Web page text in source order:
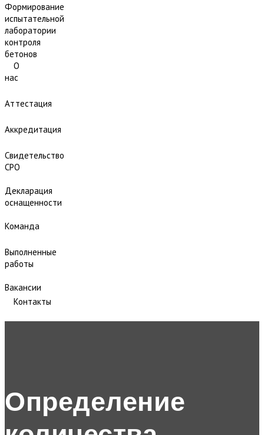
Формирование
испытательной
лаборатории
контроля
бетонов
О
нас
Аттестация
Аккредитация
Свидетельство
СРО
Декларация
оснащенности
Команда
Выполненные
работы
Вакансии
Контакты
Определение